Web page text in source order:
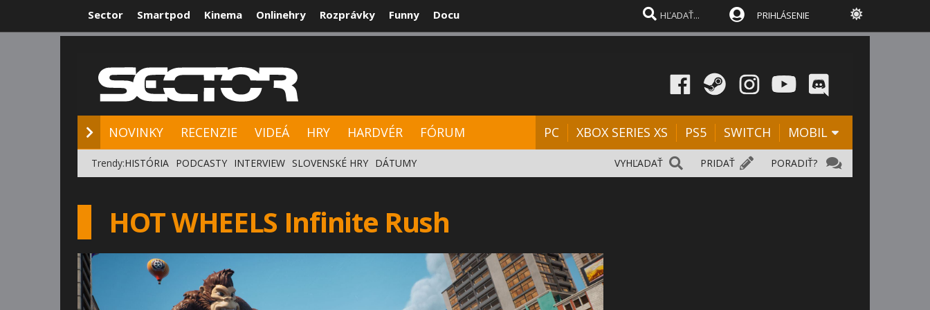
Sector Smartpod Kinema Onlinehry Rozprávky Funny Docu PRIHLÁSENIE
NOVINKY RECENZIE VIDEÁ HRY HARDVÉR FÓRUM PC XBOX SERIES XS PS5 SWITCH MOBIL
PORADIŤ?
PRIDAŤ
VYHĽADAŤ
Trendy:HISTÓRIA PODCASTY INTERVIEW SLOVENSKÉ HRY DÁTUMY
HOT WHEELS Infinite Rush